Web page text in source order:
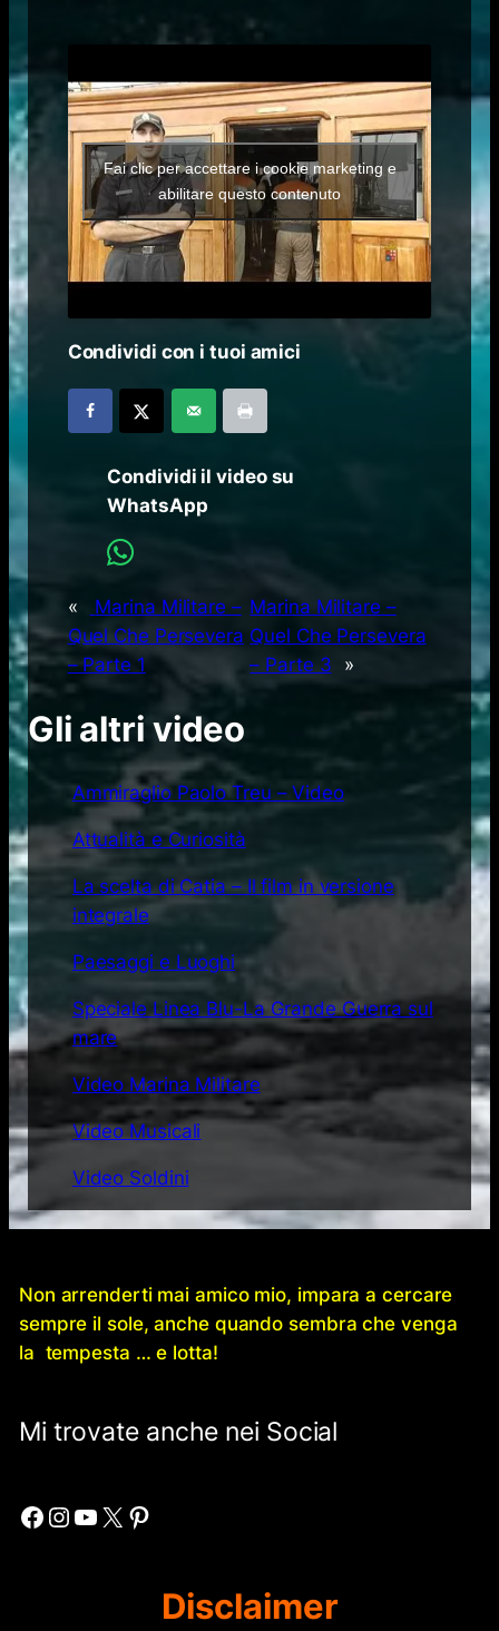
Fai clic per accettare i cookie marketing e
abilitare questo contenuto
Condividi con i tuoi amici
Condividi il video su
WhatsApp
«
Marina Militare –
Quel Che Persevera
– Parte 1
Marina Militare –
Quel Che Persevera
– Parte 3
»
Gli altri video
Ammiraglio Paolo Treu – Video
Attualità e Curiosità
La scelta di Catia – Il film in versione
integrale
Paesaggi e Luoghi
Speciale Linea Blu-La Grande Guerra sul
mare
Video Marina Militare
Video Musicali
Video Soldini
Non arrenderti mai amico mio, impara a cercare
sempre il sole, anche quando sembra che venga
la tempesta … e lotta!
Mi trovate anche nei Social
Facebook Instagram YouTube X Pinterest
Disclaimer